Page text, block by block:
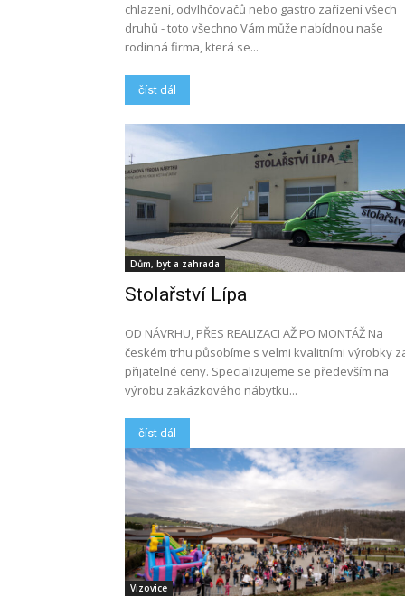
chlazení, odvlhčovačů nebo gastro zařízení všech
druhů - toto všechno Vám může nabídnou naše
rodinná firma, která se...
číst dál
Dům, byt a zahrada
Stolařství Lípa
OD NÁVRHU, PŘES REALIZACI AŽ PO MONTÁŽ Na
českém trhu působíme s velmi kvalitními výrobky
přijatelné ceny. Specializujeme se především na
výrobu zakázkového nábytku...
číst dál
Vizovice